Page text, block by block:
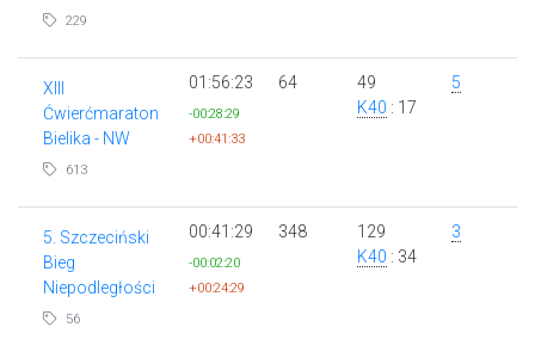
229
XIII
Ćwierćmaraton
Bielika - NW
613
01:56:23
-00:28:29
+00:41:33
64
49
K40 : 17
5
5. Szczeciński
Bieg
Niepodległości
56
00:41:29
-00:02:20
+00:24:29
348
129
K40 : 34
3